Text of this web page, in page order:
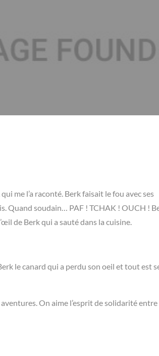
me l’a raconté. Berk faisait le fou avec ses
Quand soudain… PAF ! TCHAK ! OUCH !
de Berk qui a sauté dans la cuisine.
le canard qui a perdu son oeil et tout est
On aime l’esprit de solidarité entre